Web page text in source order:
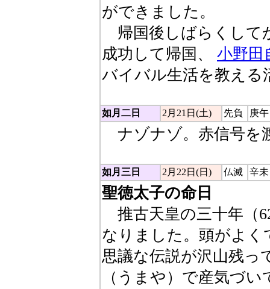
ができました。
帰国後しばらくして
成功して帰国、 小野田
バイバル生活を教える
如月二日 2月21日(土) 先負 庚午
ナゾナゾ。赤信号を
如月三日 2月22日(日) 仏滅 辛未
聖徳太子の命日
推古天皇の三十年（
なりました。頭がよ
思議な伝説が沢山残っ
（うまや）で産気づ